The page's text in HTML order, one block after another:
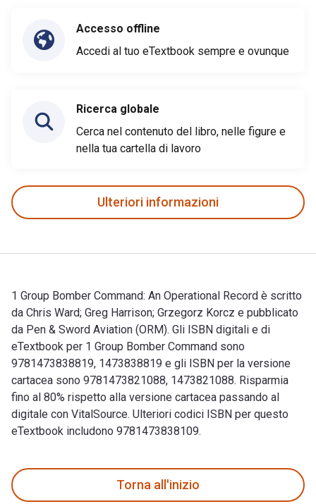
Accesso offline
Accedi al tuo eTextbook sempre e ovunque
Ricerca globale
Cerca nel contenuto del libro, nelle figure e
nella tua cartella di lavoro
Ulteriori informazioni
1 Group Bomber Command: An Operational Record è scritto
da Chris Ward; Greg Harrison; Grzegorz Korcz e pubblicato
da Pen & Sword Aviation (ORM). Gli ISBN digitali e di
eTextbook per 1 Group Bomber Command sono
9781473838819, 1473838819 e gli ISBN per la versione
cartacea sono 9781473821088, 1473821088. Risparmia
fino al 80% rispetto alla versione cartacea passando al
digitale con VitalSource. Ulteriori codici ISBN per questo
eTextbook includono 9781473838109.
Torna all'inizio